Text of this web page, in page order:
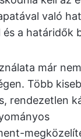
való
a határidők
már
Több
rendezetlen